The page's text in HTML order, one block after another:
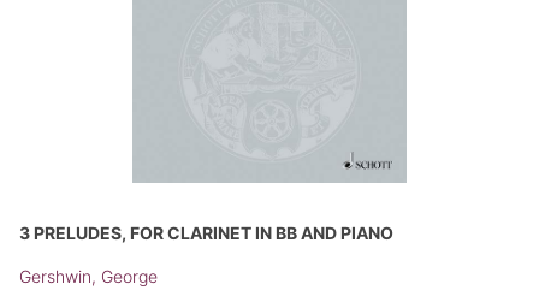
3 PRELUDES, FOR CLARINET IN BB AND PIANO
Gershwin, George